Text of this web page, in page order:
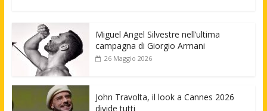
Miguel Angel Silvestre nell’ultima
campagna di Giorgio Armani
26 Maggio 2026
John Travolta, il look a Cannes 2026
divide tutti